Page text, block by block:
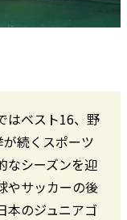
はベスト16、野
続くスポーツ
なシーズンを迎
やサッカーの後
本のジュニアゴ